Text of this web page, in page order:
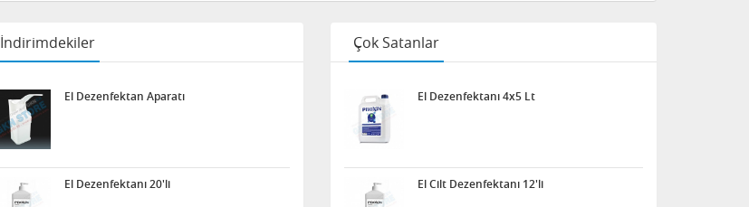
İndirimdekiler
El Dezenfektan Aparatı
El Dezenfektanı 20'li
Çok Satanlar
El Dezenfektanı 4x5 Lt
El Cilt Dezenfektanı 12'li